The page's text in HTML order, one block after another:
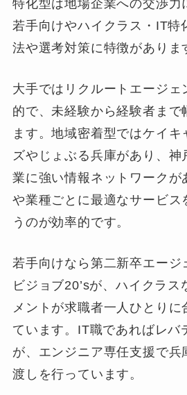
特化型は地場企業への交渉力
若手向けやハイクラス・IT特
法や選考対策に特徴がありま
大手ではリクルートエージェ
的で、未経験から経験者まで
ます。地域密着型ではケイキ
ズやじょぶる兵庫があり、神
業に強い情報ネットワークが
や業種ごとに最適なサービス
うのが効率的です。
若手向けなら第二新卒エージ
ビジョブ20’sが、ハイクラス
メントが求職者一人ひとりに
ています。IT職であればレバ
が、エンジニア専任支援で兵
渡しを行っています。